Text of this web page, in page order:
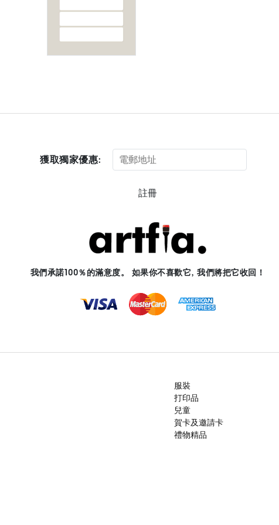
獲取獨家優惠:
註冊
我們承諾100％的滿意度。 如果你不喜歡它, 我們將把它收回！
服裝
打印品
兒童
賀卡及邀請卡
禮物精品